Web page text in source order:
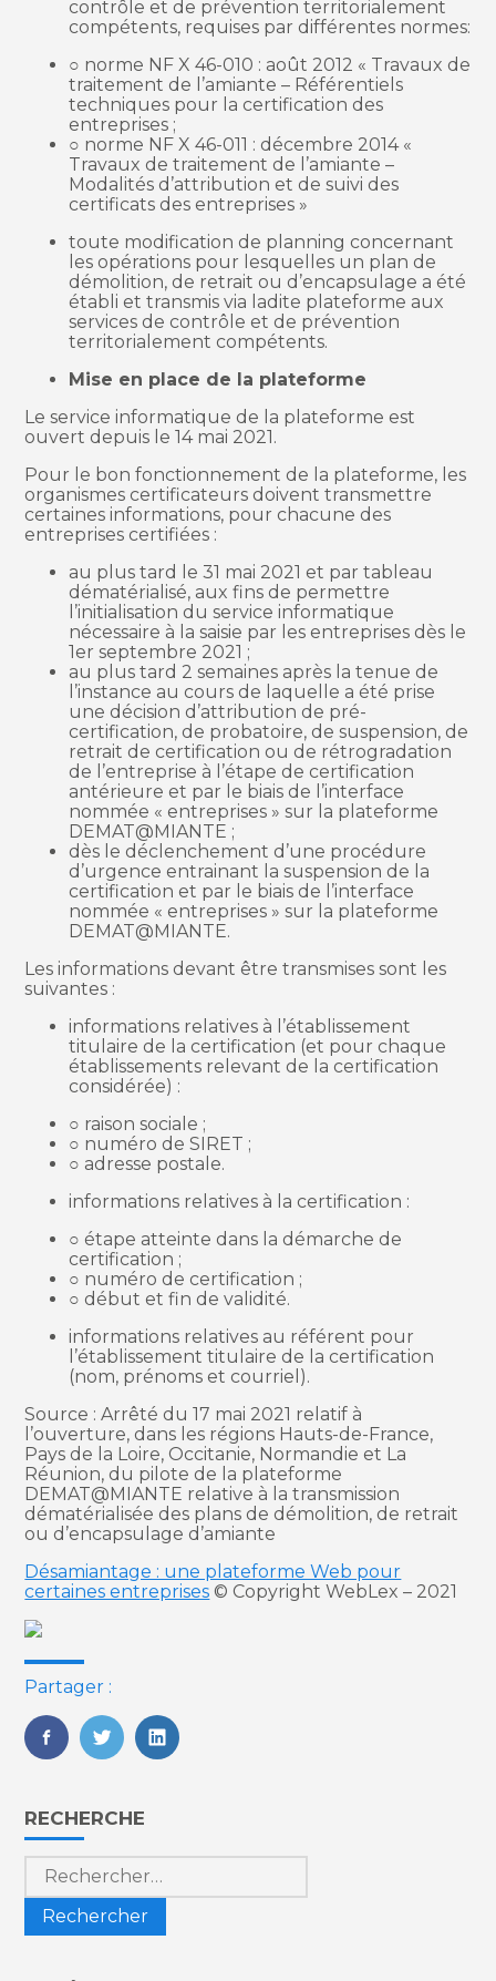
contrôle et de prévention territorialement
compétents, requises par différentes normes:
○ norme NF X 46-010 : août 2012 « Travaux de
traitement de l’amiante – Référentiels
techniques pour la certification des
entreprises ;
○ norme NF X 46-011 : décembre 2014 «
Travaux de traitement de l’amiante –
Modalités d’attribution et de suivi des
certificats des entreprises »
toute modification de planning concernant
les opérations pour lesquelles un plan de
démolition, de retrait ou d’encapsulage a été
établi et transmis via ladite plateforme aux
services de contrôle et de prévention
territorialement compétents.
Mise en place de la plateforme
Le service informatique de la plateforme est
ouvert depuis le 14 mai 2021.
Pour le bon fonctionnement de la plateforme, les
organismes certificateurs doivent transmettre
certaines informations, pour chacune des
entreprises certifiées :
au plus tard le 31 mai 2021 et par tableau
dématérialisé, aux fins de permettre
l’initialisation du service informatique
nécessaire à la saisie par les entreprises dès le
1er septembre 2021 ;
au plus tard 2 semaines après la tenue de
l’instance au cours de laquelle a été prise
une décision d’attribution de pré-
certification, de probatoire, de suspension, de
retrait de certification ou de rétrogradation
de l’entreprise à l’étape de certification
antérieure et par le biais de l’interface
nommée « entreprises » sur la plateforme
DEMAT@MIANTE ;
dès le déclenchement d’une procédure
d’urgence entrainant la suspension de la
certification et par le biais de l’interface
nommée « entreprises » sur la plateforme
DEMAT@MIANTE.
Les informations devant être transmises sont les
suivantes :
informations relatives à l’établissement
titulaire de la certification (et pour chaque
établissements relevant de la certification
considérée) :
○ raison sociale ;
○ numéro de SIRET ;
○ adresse postale.
informations relatives à la certification :
○ étape atteinte dans la démarche de
certification ;
○ numéro de certification ;
○ début et fin de validité.
informations relatives au référent pour
l’établissement titulaire de la certification
(nom, prénoms et courriel).
Source : Arrêté du 17 mai 2021 relatif à
l’ouverture, dans les régions Hauts-de-France,
Pays de la Loire, Occitanie, Normandie et La
Réunion, du pilote de la plateforme
DEMAT@MIANTE relative à la transmission
dématérialisée des plans de démolition, de retrait
ou d’encapsulage d’amiante
Désamiantage : une plateforme Web pour
certaines entreprises © Copyright WebLex – 2021
Partager :
FaceBook
TwitterLinkedIn
Blog
sidebar
RECHERCHE
Rechercher :